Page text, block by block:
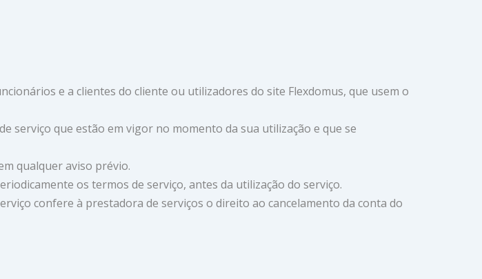
e a clientes do cliente ou utilizadores do site Flexdomus, que usem o
serviço que estão em vigor no momento da sua utilização e que se
qualquer aviso prévio.
os termos de serviço, antes da utilização do serviço.
confere à prestadora de serviços o direito ao cancelamento da conta do